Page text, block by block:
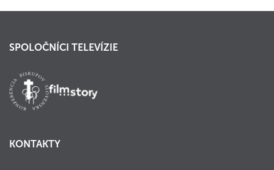
SPOLOČNÍCI TELEVÍZIE
KONTAKTY